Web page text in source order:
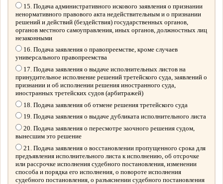
15. Подача административного искового заявления о признании
ненормативного правового акта недействительным и о признании
решений и действий (бездействия) государственных органов,
органов местного самоуправления, иных органов, должностных лиц
незаконными
16. Подача заявления о правопреемстве, кроме случаев
универсального правопреемства
17. Подача заявления о выдаче исполнительных листов на
принудительное исполнение решений третейского суда, заявлений о
признании и об исполнении решения иностранного суда,
иностранных третейских судов (арбитражей)
18. Подача заявления об отмене решения третейского суда
19. Подача заявления о выдаче дубликата исполнительного листа
20. Подача заявления о пересмотре заочного решения судом,
вынесшим это решение
21. Подача заявления о восстановлении пропущенного срока для
предъявления исполнительного листа к исполнению, об отсрочке
или рассрочке исполнения судебного постановления, изменении
способа и порядка его исполнения, о повороте исполнения
судебного постановления, о разъяснении судебного постановления